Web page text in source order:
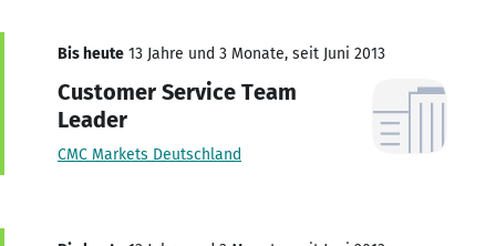
Bis heute 13 Jahre und 3 Monate, seit Juni 2013
Customer Service Team
Leader
CMC Markets Deutschland